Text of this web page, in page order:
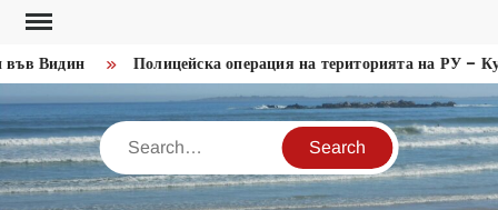
Skip
content
Видин Полицейска операция на територията на РУ –
Search